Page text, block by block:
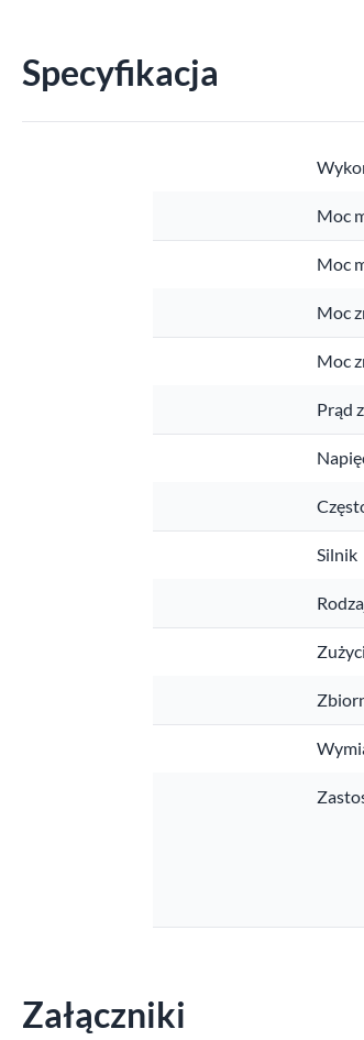
Specyfikacja
Moc
Moc
Moc
Moc
Prąd
Silnik
Załączniki